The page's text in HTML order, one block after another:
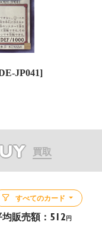
JP041]
買取
すべてのカード
均販売額： 512 円